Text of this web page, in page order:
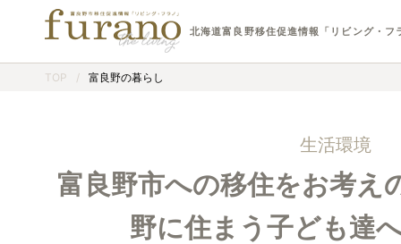
北海道富良野移住促進情報「リビング・フ
TOP / 富良野の暮らし
生活環境
富良野市への移住をお考え
野に住まう子ども達